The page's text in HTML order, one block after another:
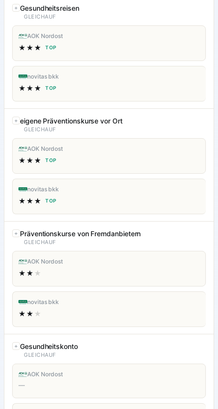
Gesundheitsreisen
GLEICHAUF
AOK Nordost
★★★ TOP
novitas bkk
★★★ TOP
eigene Präventionskurse vor Ort
GLEICHAUF
AOK Nordost
★★★ TOP
novitas bkk
★★★ TOP
Präventionskurse von Fremdanbietern
GLEICHAUF
AOK Nordost
★★ ★
novitas bkk
★★ ★
Gesundheitskonto
GLEICHAUF
AOK Nordost
—